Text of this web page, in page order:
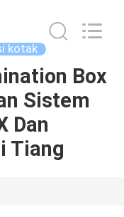
kotak
Box
Sistem
Dan
Tiang